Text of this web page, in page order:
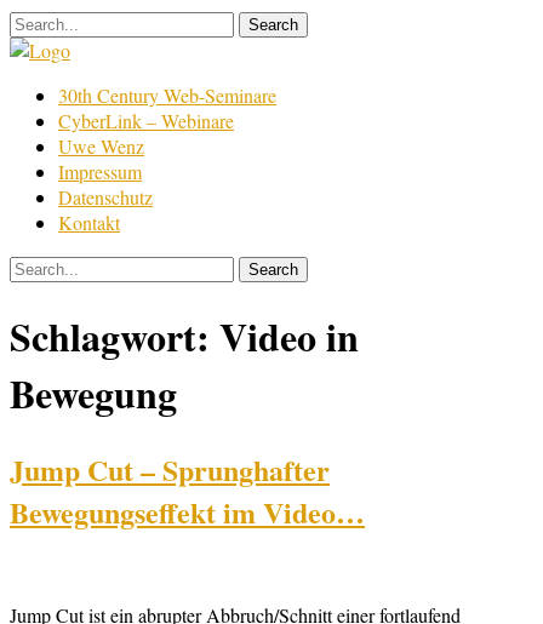
Skip
to
Film
Bearbeitung
30th Century Web-Seminare
CyberLink – Webinare
Uwe Wenz
Impressum
Datenschutz
Kontakt
Schlagwort: Video in
Bewegung
Jump Cut – Sprunghafter
Bewegungseffekt im Video…
Jump Cut ist ein abrupter Abbruch/Schnitt einer fortlaufend